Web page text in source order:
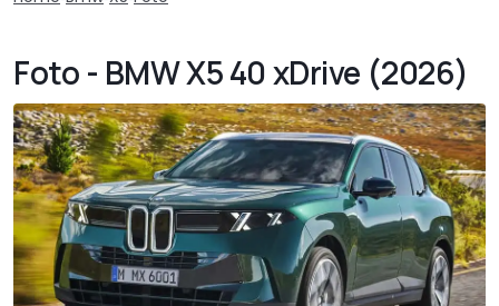
Foto - BMW X5 40 xDrive (2026)